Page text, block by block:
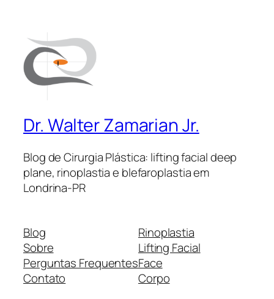
Dr. Walter Zamarian Jr.
Blog de Cirurgia Plástica: lifting facial deep
plane, rinoplastia e blefaroplastia em
Londrina-PR
Blog
Sobre
Perguntas Frequentes
Contato
Rinoplastia
Lifting Facial
Face
Corpo